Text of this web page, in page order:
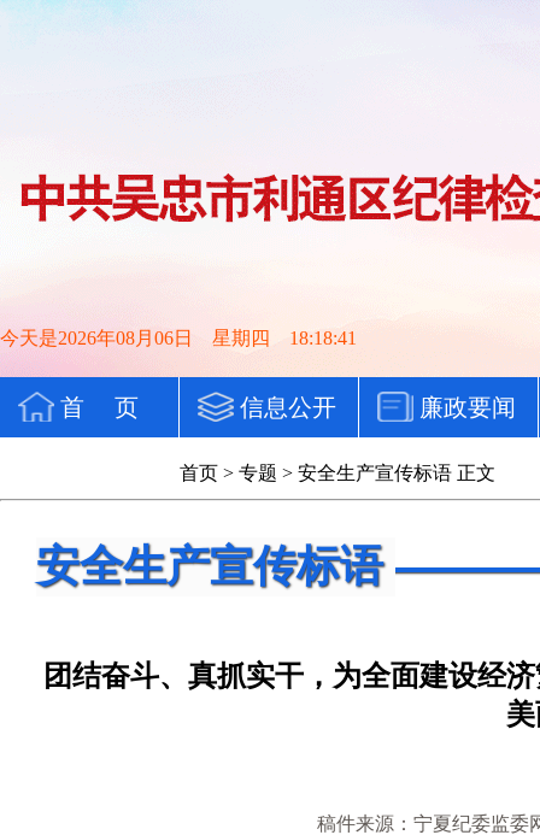
今天是2026年08月06日 星期四 18:18:41
首 页 信息公开 廉政要闻
首页 > 专题 > 安全生产宣传标语 正文
安全生产宣传标语
团结奋斗、真抓实干，为全面建设经
稿件来源：宁夏纪委监委